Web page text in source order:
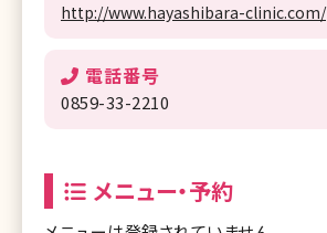
http://www.hayashibara-clinic.com/
電話番号
0859-33-2210
メニュー・予約